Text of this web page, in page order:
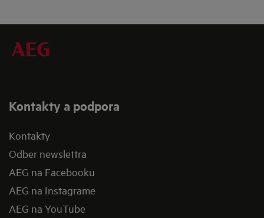
Kontakty a podpora
Kontakty
Odber newslettra
AEG na Facebooku
AEG na Instagrame
AEG na YouTube